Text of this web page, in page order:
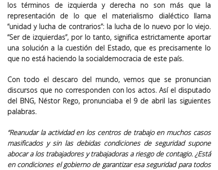
los términos de izquierda y derecha no son más que la
representación de lo que el materialismo dialéctico llama
“unidad y lucha de contrarios”: la lucha de lo nuevo por lo viejo.
“Ser de izquierdas”, por lo tanto, significa estrictamente aportar
una solución a la cuestión del Estado, que es precisamente lo
que no está haciendo la socialdemocracia de este país.
Con todo el descaro del mundo, vemos que se pronuncian
discursos que no corresponden con los actos. Así el disputado
del BNG, Néstor Rego, pronunciaba el 9 de abril las siguientes
palabras.
“Reanudar la actividad en los centros de trabajo en muchos casos
masificados y sin las debidas condiciones de seguridad supone
abocar a los trabajadores y trabajadoras a riesgo de contagio. ¿Está
en condiciones el gobierno de garantizar esa seguridad para todos